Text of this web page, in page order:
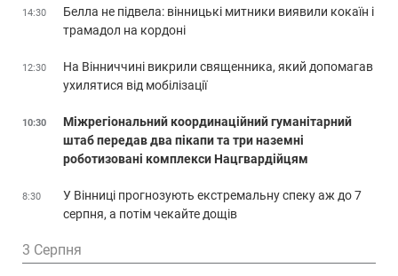
14:30
Белла не підвела: вінницькі митники виявили кокаїн і
трамадол на кордоні
12:30
На Вінниччині викрили священника, який допомагав
ухилятися від мобілізації
10:30
Міжрегіональний координаційний гуманітарний
штаб передав два пікапи та три наземні
роботизовані комплекси Нацгвардійцям
8:30
У Вінниці прогнозують екстремальну спеку аж до 7
серпня, а потім чекайте дощів
3 Серпня